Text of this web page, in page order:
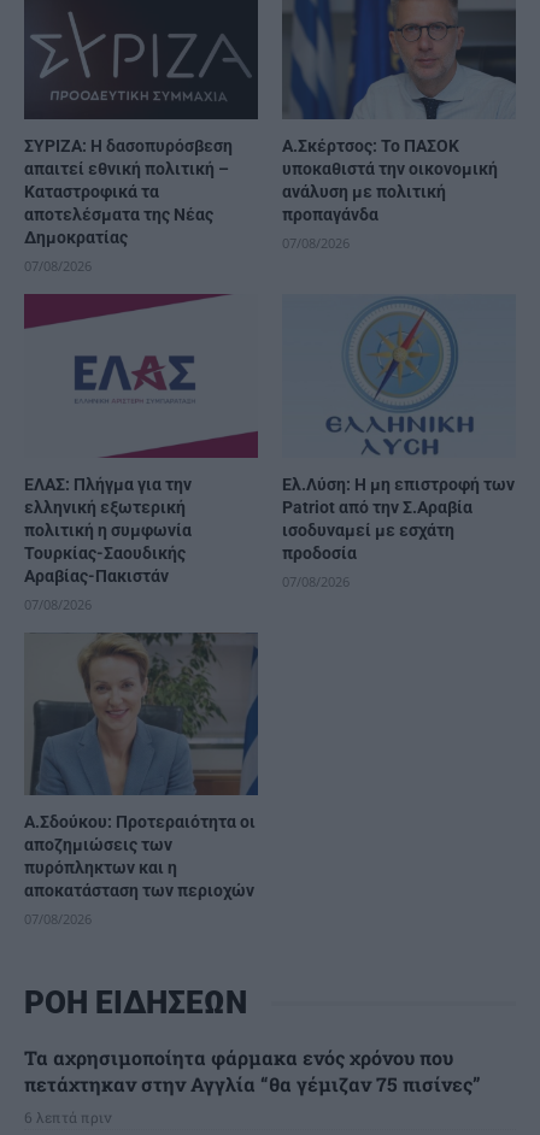
ΣΥΡΙΖΑ: Η δασοπυρόσβεση
απαιτεί εθνική πολιτική –
Καταστροφικά τα
αποτελέσματα της Νέας
Δημοκρατίας
07/08/2026
Α.Σκέρτσος: Το ΠΑΣΟΚ
υποκαθιστά την οικονομική
ανάλυση με πολιτική
προπαγάνδα
07/08/2026
ΕΛΑΣ: Πλήγμα για την
ελληνική εξωτερική
πολιτική η συμφωνία
Τουρκίας-Σαουδικής
Αραβίας-Πακιστάν
07/08/2026
Ελ.Λύση: Η μη επιστροφή των
Patriot από την Σ.Αραβία
ισοδυναμεί με εσχάτη
προδοσία
07/08/2026
Α.Σδούκου: Προτεραιότητα οι
αποζημιώσεις των
πυρόπληκτων και η
αποκατάσταση των περιοχών
07/08/2026
ΡΟΗ ΕΙΔΗΣΕΩΝ
Τα αχρησιμοποίητα φάρμακα ενός χρόνου που
πετάχτηκαν στην Αγγλία “θα γέμιζαν 75 πισίνες”
6 λεπτά πριν